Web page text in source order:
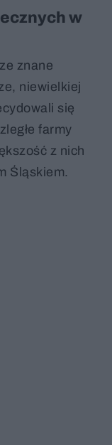
w
znane
niewielkiej
się
farmy
z nich
Śląskiem.